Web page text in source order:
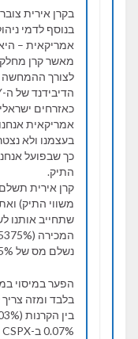
בקרן אירית
בנוסף לדמי
אמריקאית –
מאשר קרן
לצורך ההמחשה
הדיבידנד של ה-SPY) עומד על 1.39%.
כאזרחים
בעצמנו ולא
התיק.
משווי התיק)
נשלם מס של 0.503875% משווי התיק.
בלבד ומזה